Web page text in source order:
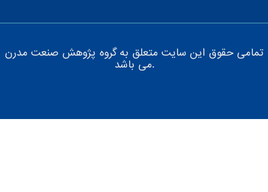
تمامی حقوق این سایت متعلق به گروه پژوهش صنعت مدرن
می باشد.